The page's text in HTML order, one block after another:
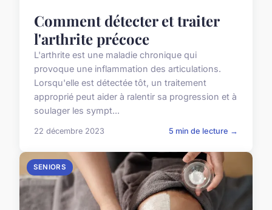
Comment détecter et traiter
l'arthrite précoce
L'arthrite est une maladie chronique qui
provoque une inflammation des articulations.
Lorsqu'elle est détectée tôt, un traitement
approprié peut aider à ralentir sa progression et à
soulager les sympt...
22 décembre 2023 5 min de lecture →
SENIORS